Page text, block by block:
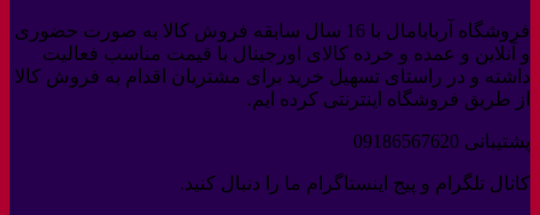
فروشگاه آربابامال با 16 سال سابقه فروش کالا به صورت حضوری
و آنلاین و عمده و خرده کالای اورجینال با قیمت مناسب فعالیت
داشته و در راستای تسهیل خرید برای مشتریان اقدام به فروش کالا
از طریق فروشگاه اینترنتی کرده ایم.
پشتیبانی 09186567620
کانال تلگرام و پیج اینستاگرام ما را دنبال کنید.